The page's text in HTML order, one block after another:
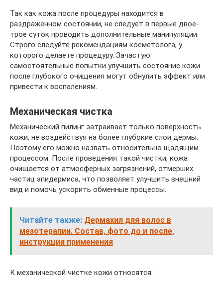
Так как кожа после процедуры находится в
раздраженном состоянии, не следует в первые двое-
трое суток проводить дополнительные манипуляции.
Строго следуйте рекомендациям косметолога, у
которого делаете процедуру. Зачастую
самостоятельные попытки улучшить состояние кожи
после глубокого очищения могут обнулить эффект или
привести к воспалениям.
Механическая чистка
Механический пилинг затраивает только поверхность
кожи, не воздействуя на более глубокие слои дермы.
Поэтому его можно назвать относительно щадящим
процессом. После проведения такой чистки, кожа
очищается от атмосферных загрязнений, отмерших
частиц эпидермиса, что позволяет улучшить внешний
вид и помочь ускорить обменные процессы.
Читайте также: Дермахил для волос в
мезотерапии. Состав, фото до и после,
инструкция применения
К механической чистке кожи относятся: